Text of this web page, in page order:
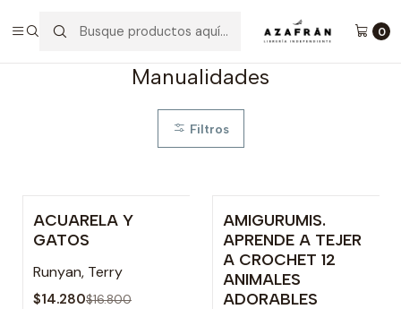
0
Manualidades
Manualidades
Filtros
-15% OFF
ACUARELA Y
GATOS
Runyan, Terry
$14.280$16.800
-15% OFF
AMIGURUMIS.
APRENDE A TEJER
A CROCHET 12
ANIMALES
ADORABLES